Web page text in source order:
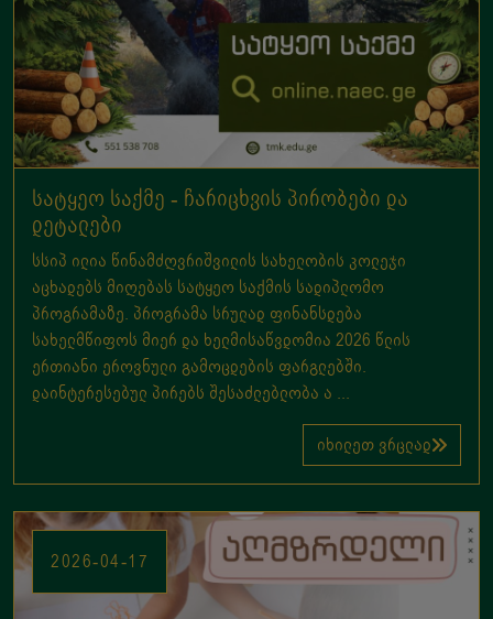
სატყეო საქმე - ჩარიცხვის პირობები და
დეტალები
სსიპ ილია წინამძღვრიშვილის სახელობის კოლეჯი
აცხადებს მიღებას სატყეო საქმის სადიპლომო
პროგრამაზე. პროგრამა სრულად ფინანსდება
სახელმწიფოს მიერ და ხელმისაწვდომია 2026 წლის
ერთიანი ეროვნული გამოცდების ფარგლებში.
დაინტერესებულ პირებს შესაძლებლობა ა ...
იხილეთ ვრცლად